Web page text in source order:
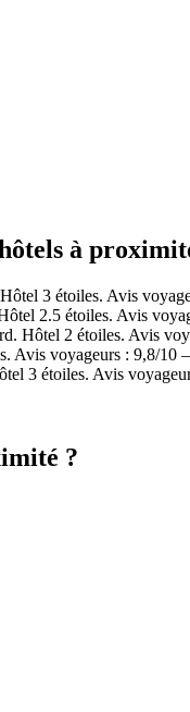
à
3 étoiles. Avis
2.5 étoiles. Avis
Hôtel 2 étoiles. Avis
Avis voyageurs : 9,8/10
3 étoiles. Avis
?